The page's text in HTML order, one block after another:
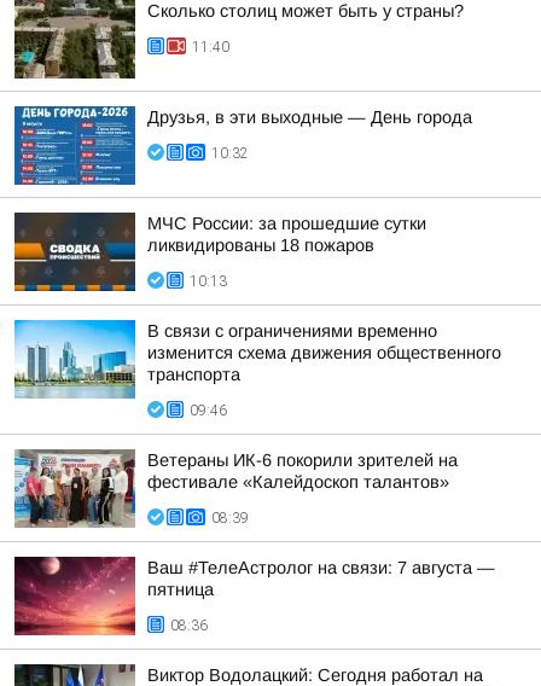
Сколько столиц может быть у страны?
11:40
Друзья, в эти выходные — День города
10:32
МЧС России: за прошедшие сутки
ликвидированы 18 пожаров
10:13
В связи с ограничениями временно
изменится схема движения общественного
транспорта
09:46
Ветераны ИК-6 покорили зрителей на
фестивале «Калейдоскоп талантов»
08:39
Ваш #ТелеАстролог на связи: 7 августа —
пятница
08:36
Виктор Водолацкий: Сегодня работал на